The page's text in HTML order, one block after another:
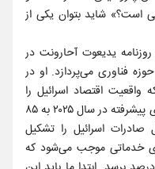
است؟» شاید بتوان یکی از
روزنامه یدیعوت آحارونت در
فناوری می‌پردازد. او در
اقتصاد اسرائیل را
نشان می‌دهد. او می‌گوید صادرات فناوری پیشرفته در سال ۲۰۲۵ به ۸۵
که ۵۸ درصد از کل صادرات اسرائیل را تشکیل
خدماتی موجب می‌شود که